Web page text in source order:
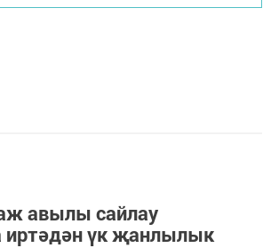
авылы сайлау
иртәдән үк җанлылык